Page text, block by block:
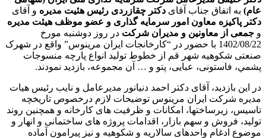
عام) به اتفاق جناب آقای دکتر چقازردی رئیس هئیت مدیره و آقای
دکتر پاکیزه معاون امور سرمایه­ گذاری و عضو موظف هیئت مدیره
و جمعی از معاونین و مدیران شرکت در روز دوشنبه مورخ
1402/08/22 با حضور در “کارخانجات ایران مرینوس” واقع در شهرک
صنعتی شکوهیه شهر قم از خطوط تولید انواع پارچه منسوجات
پشمي، فاستونی، عبایی، پتو و … آن مجموعه، بازدید نمودند.
در این بازدید، آقای دکتر احمد دنیانور مدیرعامل و نایب رئیس هیات
مدیره شرکت ایران مرینوس توضیحات لازم درخصوص تاریخچه
تاسیس، زیرساخت­ها، امکانات و ظرفیت­ های کارخانه و همچنین روند
تولید، فروش و سهم بازار، اقدامات پروژه­ های ساختمانی و انهار و
موضوع ادغام واحدهای سالاریه و شکوهیه و نیز پیرامون آماده